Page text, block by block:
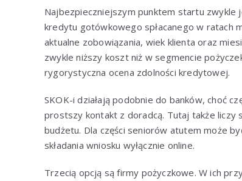
Najbezpieczniejszym punktem startu zwykle
kredytu gotówkowego spłacanego w ratach
aktualne zobowiązania, wiek klienta oraz
zwykle niższy koszt niż w segmencie
rygorystyczna ocena zdolności kredytowej.
SKOK-i działają podobnie do banków, choć
prostszy kontakt z doradcą. Tutaj także liczy
budżetu. Dla części seniorów atutem może
składania wniosku wyłącznie online.
Trzecią opcją są firmy pożyczkowe. W ich